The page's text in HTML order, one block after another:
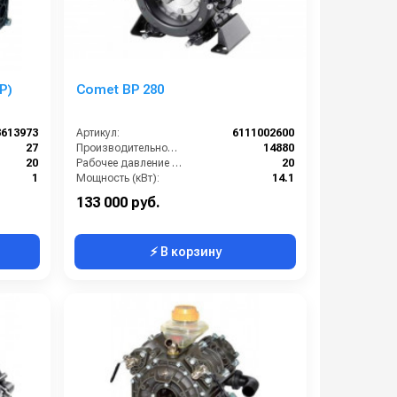
27
20
1
Comet BP 280
Артикул:
6111002600
Производительность (л/ч):
14880
Рабочее давление (бар):
20
Мощность (кВт):
14.1
133 000 руб.
⚡ В корзину